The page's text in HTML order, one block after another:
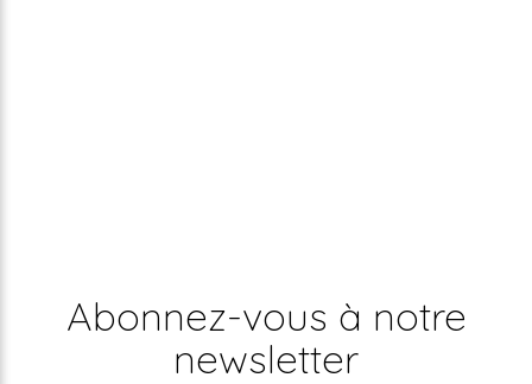
Abonnez-vous à notre
newsletter